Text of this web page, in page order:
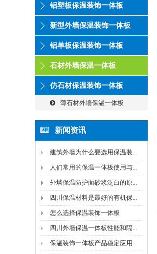
铝塑板保温装饰一体板
新型外墙保温装饰一体板
铝单板保温装饰一体板
石材外墙保温一体板
仿石材保温装饰一体板
薄石材外墙保温一体板
新闻资讯
建筑外墙为什么要选用保温装...
人们常用的保温一体板使用与...
外墙保温防护面砂浆泛白的原...
四川保温材料是最好的有机保...
怎么选择保温装饰一体板
四川外墙保温一体板性能和隔...
保温装饰一体板产品稳定应用...